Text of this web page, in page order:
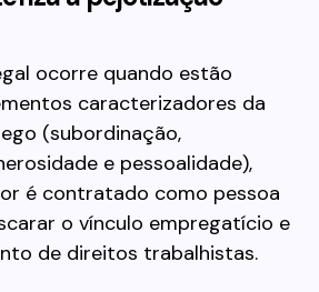
ocorre quando estão
caracterizadores da
(subordinação,
e pessoalidade),
é contratado como pessoa
o vínculo empregatício e
de direitos trabalhistas.